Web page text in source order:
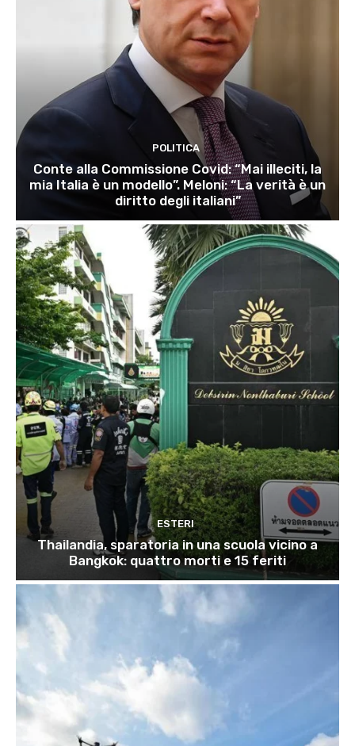
POLITICA
Conte alla Commissione Covid: “Mai illeciti, la
mia Italia è un modello”. Meloni: “La verità è un
diritto degli italiani”
ESTERI
Thailandia, sparatoria in una scuola vicino a
Bangkok: quattro morti e 15 feriti